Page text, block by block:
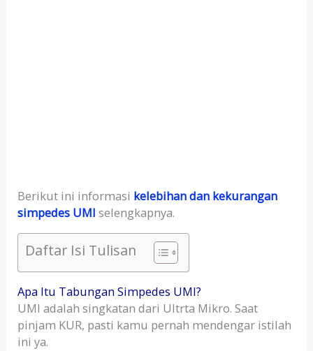
Berikut ini informasi kelebihan dan kekurangan
simpedes UMI selengkapnya.
Daftar Isi Tulisan
Apa Itu Tabungan Simpedes UMI?
UMI adalah singkatan dari Ultrta Mikro. Saat
pinjam KUR, pasti kamu pernah mendengar istilah
ini ya.